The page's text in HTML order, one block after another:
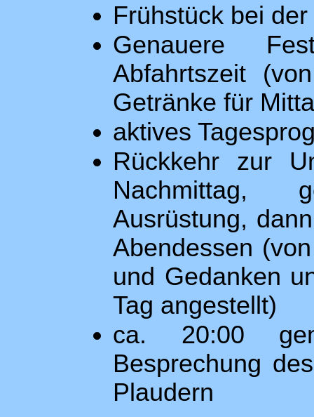
Frühstück bei
Genauere
Abfahrtszeit
Getränke für
aktives
Rückkehr zur
Nachmittag,
Ausrüstung,
Abendessen
und Gedanken
Tag angestellt)
ca. 20:00
Besprechung
Plaudern